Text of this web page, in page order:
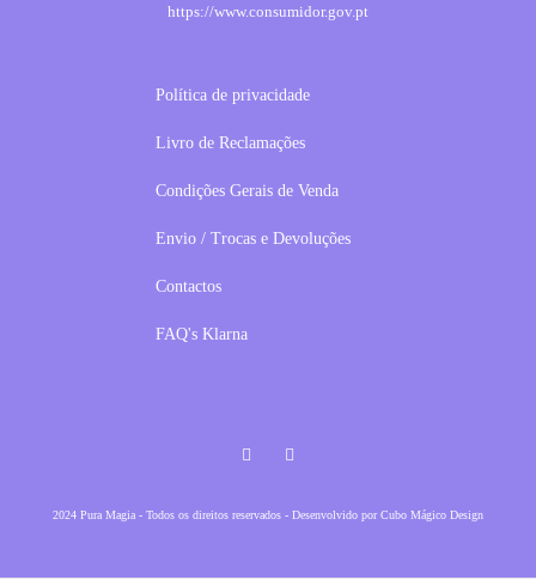
https://www.consumidor.gov.pt
2024 Pura Magia - Todos os direitos reservados - Desenvolvido porCubo Mágico Design
Política de privacidade
Livro de Reclamações
Condições Gerais de Venda
Envio / Trocas e Devoluções
Contactos
FAQ's Klarna
Facebook